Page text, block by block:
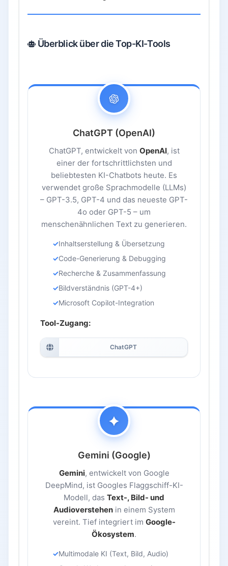
Überblick über die Top-KI-Tools
ChatGPT (OpenAI)
ChatGPT, entwickelt von OpenAI, ist
einer der fortschrittlichsten und
beliebtesten KI-Chatbots heute. Es
verwendet große Sprachmodelle (LLMs)
– GPT-3.5, GPT-4 und das neueste GPT-
4o oder GPT-5 – um
menschenähnlichen Text zu generieren.
Inhaltserstellung & Übersetzung
Code-Generierung & Debugging
Recherche & Zusammenfassung
Bildverständnis (GPT-4+)
Microsoft Copilot-Integration
Tool-Zugang:
ChatGPT
Gemini (Google)
Gemini, entwickelt von Google
DeepMind, ist Googles Flaggschiff-KI-
Modell, das Text-, Bild- und
Audioverstehenin einem System
vereint. Tief integriert im Google-
Ökosystem.
Multimodale KI (Text, Bild, Audio)